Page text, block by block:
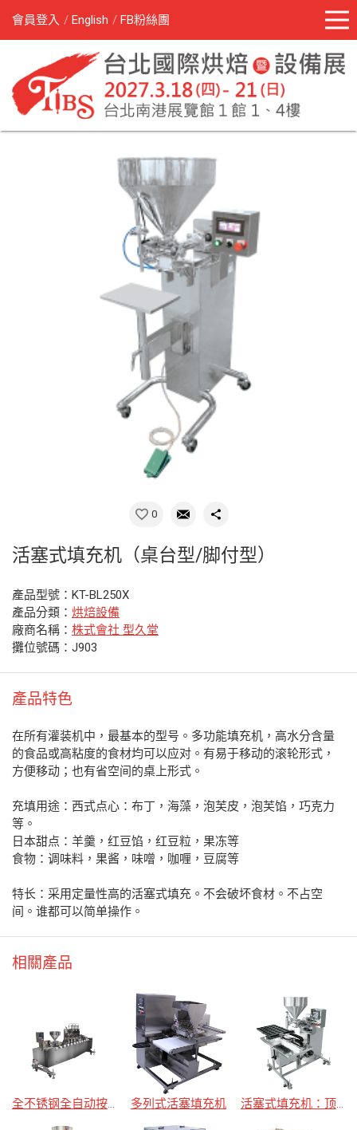
會員登入 English FB粉絲團
0
活塞式填充机（桌台型/脚付型）
產品型號：KT-BL250X
產品分類： 烘焙設備
廠商名稱： 株式會社 型久堂
攤位號碼：J903
產品特色
在所有灌装机中，最基本的型号。多功能填充机，高水分含量
的食品或高粘度的食材均可以应对。有易于移动的滚轮形式，
方便移动；也有省空间的桌上形式。
充填用途：西式点心：布丁，海藻，泡芙皮，泡芙馅，巧克力
等。
日本甜点：羊羹，红豆馅，红豆粒，果冻等
食物：调味料，果酱，味噌，咖喱，豆腐等
特长：采用定量性高的活塞式填充。不会破坏食材。不占空
间。谁都可以简单操作。
相關產品
全不锈钢全自动按压填充密封机 多列式活塞填充机 活塞式填充机：顶部移动式